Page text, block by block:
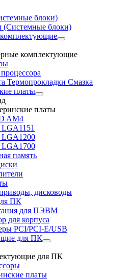
блоки)
блоки)
комплектующие
Термопрокладки Смазка
платы
платы
AM4
LGA1200
LGA1700
память
дисководы
ПК
для ПЭВМ
для корпуса
PCI/PCI-E/USB
для ПК
для ПК
платы